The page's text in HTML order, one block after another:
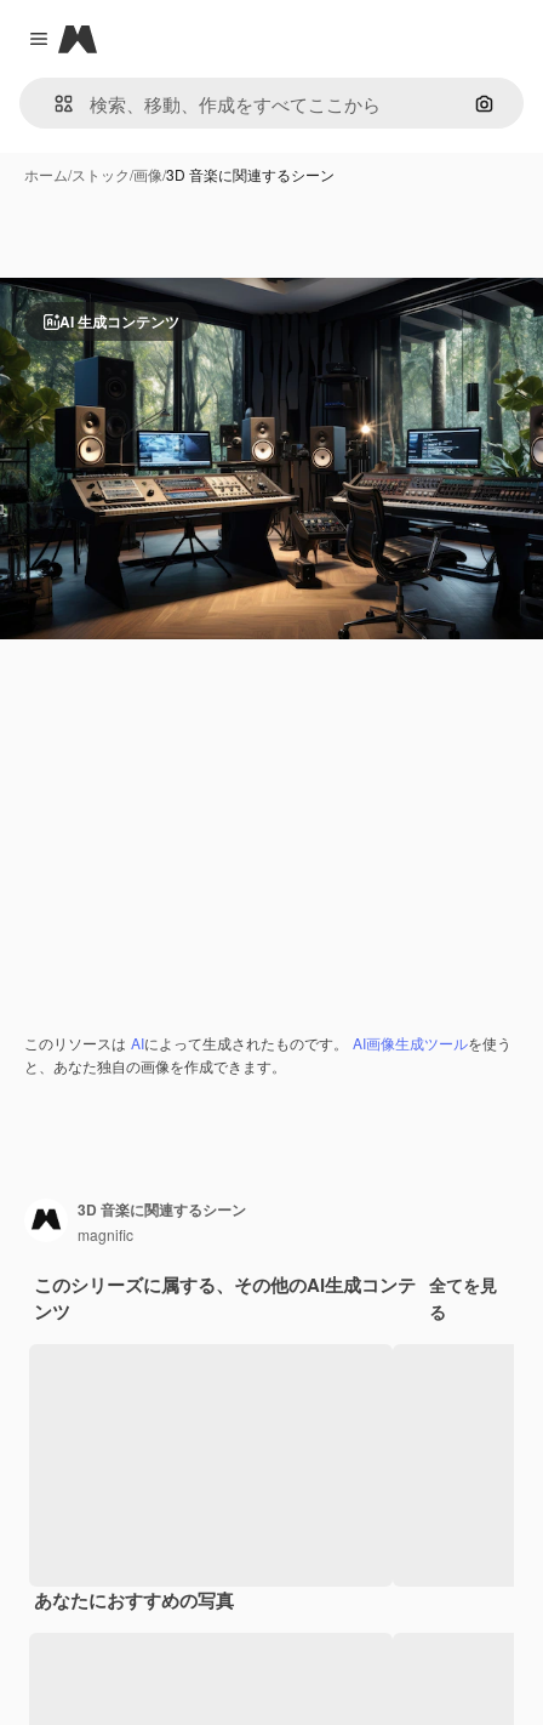
Close menu
Magnific
画像で
ホーム/ストック/画像/3D 音楽に関連するシーン
AI 生成コンテンツ
このリソースは AIによって生成されたものです。 AI画像生成ツールを使う
と、あなた独自の画像を作成できます。
3D 音楽に関連するシーン
magnific
このシリーズに属する、その他のAI生成コンテ
ンツ
全てを見
る
あなたにおすすめの写真